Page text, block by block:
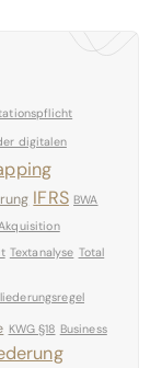
digitalen
IFRS BWA
Textanalyse Total
KWG §18 Business